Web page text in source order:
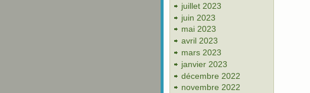
juillet 2023
juin 2023
mai 2023
avril 2023
mars 2023
janvier 2023
décembre 2022
novembre 2022